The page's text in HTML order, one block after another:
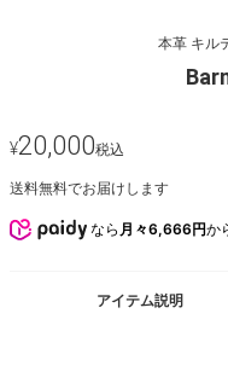
本革 キル
¥20,000税込
送料無料でお届けします
なら 月々6,666円か
アイテム説明